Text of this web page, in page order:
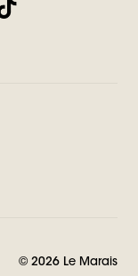
© 2026 Le Marais